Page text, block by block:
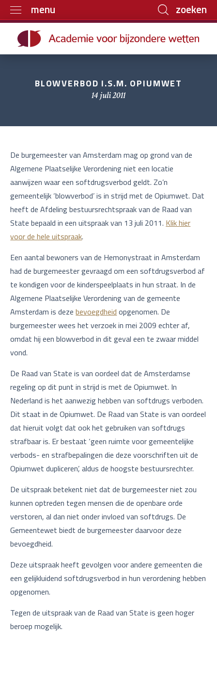
menu zoeken
Home
Boeken
Contact
BLOWVERBOD I.S.M. OPIUMWET
14 juli 2011
De burgemeester van Amsterdam mag op grond van de
Algemene Plaatselijke Verordening niet een locatie
aanwijzen waar een softdrugsverbod geldt. Zo’n
gemeentelijk ‘blowverbod’ is in strijd met de Opiumwet. Dat
heeft de Afdeling bestuursrechtspraak van de Raad van
State bepaald in een uitspraak van 13 juli 2011. Klik hier
voor de hele uitspraak.
Een aantal bewoners van de Hemonystraat in Amsterdam
had de burgemeester gevraagd om een softdrugsverbod af
te kondigen voor de kinderspeelplaats in hun straat. In de
Algemene Plaatselijke Verordening van de gemeente
Amsterdam is dezebevoegdheid opgenomen. De
burgemeester wees het verzoek in mei 2009 echter af,
omdat hij een blowverbod in dit geval een te zwaar middel
vond.
De Raad van State is van oordeel dat de Amsterdamse
regeling op dit punt in strijd is met de Opiumwet. In
Nederland is het aanwezig hebben van softdrugs verboden.
Dit staat in de Opiumwet. De Raad van State is van oordeel
dat hieruit volgt dat ook het gebruiken van softdrugs
strafbaar is. Er bestaat ‘geen ruimte voor gemeentelijke
verbods- en strafbepalingen die deze voorschriften uit de
Opiumwet dupliceren’, aldus de hoogste bestuursrechter.
De uitspraak betekent niet dat de burgemeester niet zou
kunnen optreden tegen mensen die de openbare orde
verstoren, al dan niet onder invloed van softdrugs. De
Gemeentewet biedt de burgemeester daarvoor deze
bevoegdheid.
Deze uitspraak heeft gevolgen voor andere gemeenten die
een gelijkluidend softdrugsverbod in hun verordening hebben
opgenomen.
Tegen de uitspraak van de Raad van State is geen hoger
beroep mogelijk.